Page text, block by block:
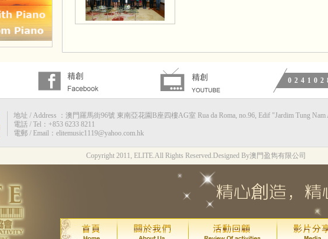
演出時間：2015年8月8日星期六下午
演出地點：香港九龍灣Megabox 通利演
票價：HK$130
琴約在黃昏2週年*拔萃匯演
演出時間： 2015 年 7 月 24 日 (
演出地點：澳門文化中心綜合劇
地址 / Address ：澳門羅馬街96號 東南亞花園B座四樓AG室 Rua da Roma, no.96, Edif "Jardim Tung
電話 / Tel：+853 6233 8211
電郵 / Email：elitemusic1119@yahoo.com.hk
Copyright 2011, ELITE.All Rights Reserved.Designed By澳門盈雋有限公司